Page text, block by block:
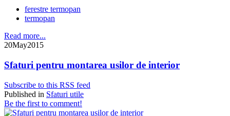
ferestre termopan
termopan
Read more...
20May2015
Sfaturi pentru montarea usilor de interior
Subscribe to this RSS feed
Published in Sfaturi utile
Be the first to comment!